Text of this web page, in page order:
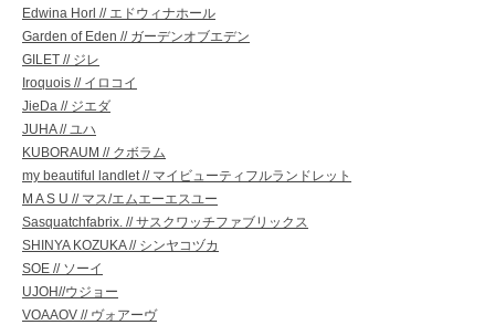
Edwina Horl // エドウィナホール
Garden of Eden // ガーデンオブエデン
GILET // ジレ
Iroquois // イロコイ
JieDa // ジエダ
JUHA // ユハ
KUBORAUM // クボラム
my beautiful landlet // マイビューティフルランドレット
M A S U // マス/エムエーエスユー
Sasquatchfabrix. // サスクワッチファブリックス
SHINYA KOZUKA // シンヤコヅカ
SOE // ソーイ
UJOH//ウジョー
VOAAOV // ヴォアーヴ